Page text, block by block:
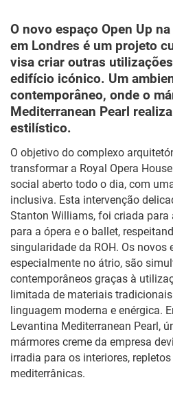
O novo espaço Open Up
em Londres é um projeto
visa criar outras
edifício icónico. Um
contemporâneo, onde o
Mediterranean Pearl
estilístico.
O objetivo do complexo
transformar a Royal Opera
social aberto todo o dia, com
inclusiva. Esta intervenção
Stanton Williams, foi criada
para a ópera e o ballet,
singularidade da ROH. Os novos
especialmente no átrio, são
contemporâneos graças à
limitada de materiais
linguagem moderna e enérgica.
Levantina Mediterranean Pearl,
mármores creme da empresa
irradia para os interiores,
mediterrânicas.